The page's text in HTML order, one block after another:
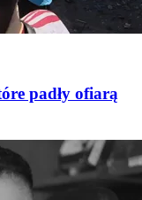
padły ofiarą